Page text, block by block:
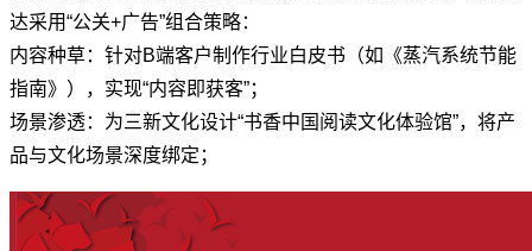
达采用“公关+广告”组合策略：
内容种草：针对B端客户制作行业白皮书（如《蒸汽系统节能
指南》），实现“内容即获客”；
场景渗透：为三新文化设计“书香中国阅读文化体验馆”，将产
品与文化场景深度绑定；